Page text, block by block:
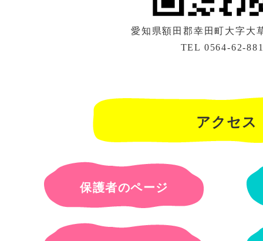
愛知県額田郡幸田町大字大
TEL 0564-62-
アクセス
保護者のページ